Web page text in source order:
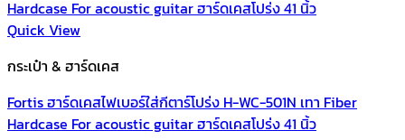
Quick View
กระเป๋า & ฮาร์ดเคส
Fortis ฮาร์ดเคสไฟเบอร์ใส่กีตาร์โปร่ง H-WC-501N เทา Fiber
Hardcase For acoustic guitar ฮาร์ดเคสโปร่ง 41 นิ้ว